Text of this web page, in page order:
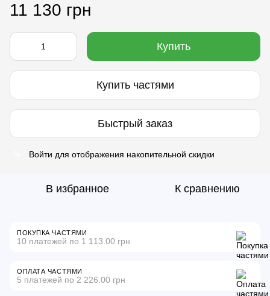
11 130 грн
Купить
Купить частями
Быстрый заказ
Войти для отображения накопительной скидки
В избранное К сравнению
ПОКУПКА ЧАСТЯМИ
10 платежей по 1 113.00 грн
ОПЛАТА ЧАСТЯМИ
5 платежей по 2 226.00 грн